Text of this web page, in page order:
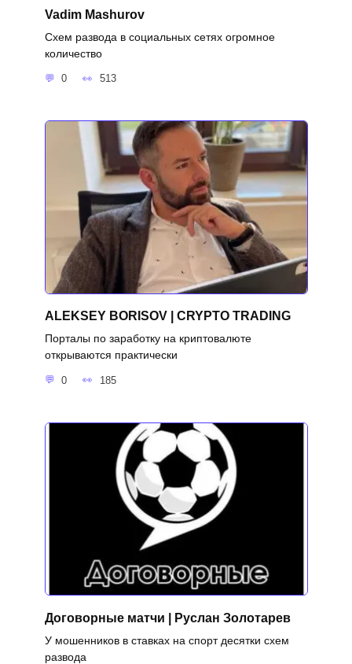
Vadim Mashurov
Схем развода в социальных сетях огромное
количество
0 513
ALEKSEY BORISOV | CRYPTO TRADING
Порталы по заработку на криптовалюте
открываются практически
0 185
Договорные матчи | Руслан Золотарев
У мошенников в ставках на спорт десятки схем
развода